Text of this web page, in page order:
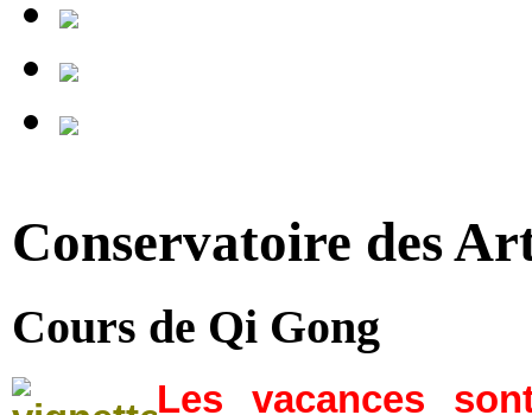
Conservatoire des
Cours de Qi Gong
Les vacances